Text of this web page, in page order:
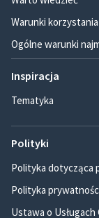
Warunki korzystania
Ogólne warunki
Inspiracja
Tematyka
Polityki
Polityka dotycząca
Polityka
Ustawa o